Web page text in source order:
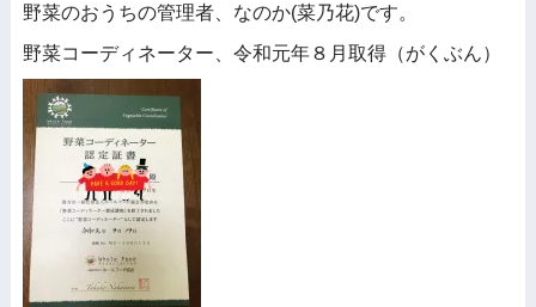
野菜のおうちの管理者、なのか(菜乃花)です。
野菜コーディネーター、令和元年８月取得（がくぶん）